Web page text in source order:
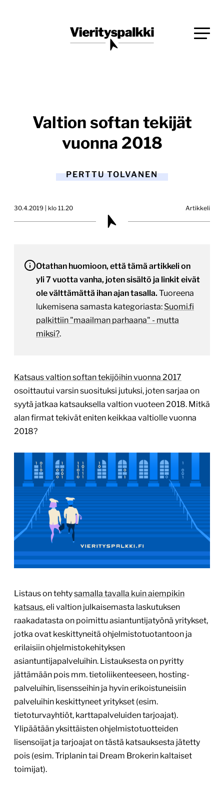
Vierityspalkki.fi
Valtion softan tekijät
vuonna 2018
PERTTU TOLVANEN
30.4.2019 | klo 11.20 Artikkeli
Otathan huomioon, että tämä artikkeli on
yli 7 vuotta vanha, joten sisältö ja linkit eivät
ole välttämättä ihan ajan tasalla. Tuoreena
lukemisena samasta kategoriasta: Suomi.fi
palkittiin "maailman parhaana" - mutta
miksi?.
Katsaus valtion softan tekijöihin vuonna 2017
osoittautui varsin suosituksi jutuksi, joten sarjaa on
syytä jatkaa katsauksella valtion vuoteen 2018. Mitkä
alan firmat tekivät eniten keikkaa valtiolle vuonna
2018?
Listaus on tehtysamalla tavalla kuin aiempikin
katsaus, eli valtion julkaisemasta laskutuksen
raakadatasta on poimittu asiantuntijatyönä yritykset,
jotka ovat keskittyneitä ohjelmistotuotantoon ja
erilaisiin ohjelmistokehityksen
asiantuntijapalveluihin. Listauksesta on pyritty
jättämään pois mm. tietoliikenteeseen, hosting-
palveluihin, lisensseihin ja hyvin erikoistuneisiin
palveluihin keskittyneet yritykset (esim.
tietoturvayhtiöt, karttapalveluiden tarjoajat).
Ylipäätään yksittäisten ohjelmistotuotteiden
lisensoijat ja tarjoajat on tästä katsauksesta jätetty
pois (esim. Triplanin tai Dream Brokerin kaltaiset
toimijat).